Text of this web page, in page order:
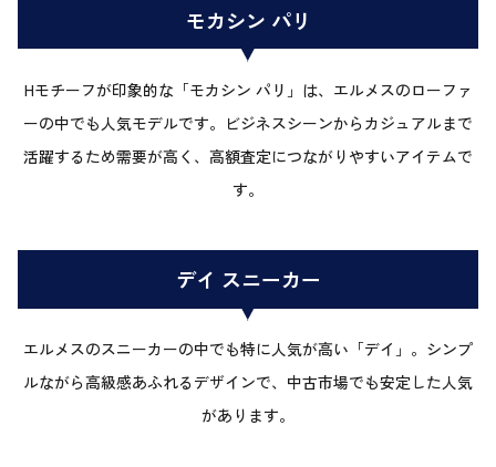
モカシン パリ
Hモチーフが印象的な「モカシン パリ」は、エルメスのローファ
ーの中でも人気モデルです。ビジネスシーンからカジュアルまで
活躍するため需要が高く、高額査定につながりやすいアイテムで
す。
デイ スニーカー
エルメスのスニーカーの中でも特に人気が高い「デイ」。シンプ
ルながら高級感あふれるデザインで、中古市場でも安定した人気
があります。